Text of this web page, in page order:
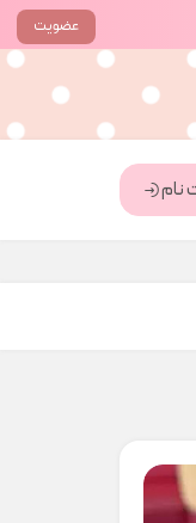
عضویت
نام